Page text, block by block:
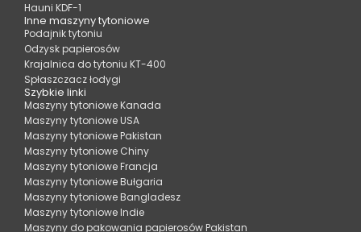
Hauni KDF-1
Inne maszyny tytoniowe
Podajnik tytoniu
Odzysk papierosów
Krajalnica do tytoniu KT-400
Spłaszczacz łodygi
Szybkie linki
Maszyny tytoniowe Kanada
Maszyny tytoniowe USA
Maszyny tytoniowe Pakistan
Maszyny tytoniowe Chiny
Maszyny tytoniowe Francja
Maszyny tytoniowe Bułgaria
Maszyny tytoniowe Bangladesz
Maszyny tytoniowe Indie
Maszyny do pakowania papierosów Pakistan